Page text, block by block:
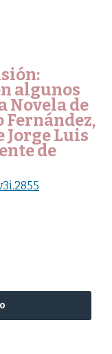
algunos
Novela de
Fernández,
Jorge Luis
de